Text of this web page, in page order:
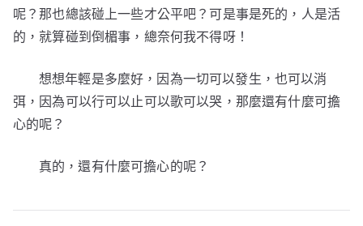
呢？那也總該碰上一些才公平吧？可是事是死的，人是活
的，就算碰到倒楣事，總奈何我不得呀！
想想年輕是多麼好，因為一切可以發生，也可以消
弭，因為可以行可以止可以歌可以哭，那麼還有什麼可擔
心的呢？
真的，還有什麼可擔心的呢？